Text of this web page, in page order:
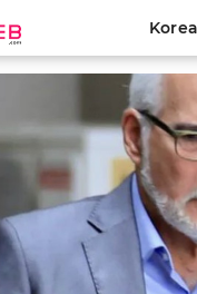
Korea